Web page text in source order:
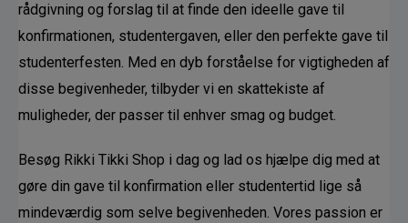
rådgivning og forslag til at finde den ideelle gave til
konfirmationen, studentergaven, eller den perfekte gave til
studenterfesten. Med en dyb forståelse for vigtigheden af
disse begivenheder, tilbyder vi en skattekiste af
muligheder, der passer til enhver smag og budget.
Besøg Rikki Tikki Shop i dag og lad os hjælpe dig med at
gøre din gave til konfirmation eller studentertid lige så
mindeværdig som selve begivenheden. Vores passion er